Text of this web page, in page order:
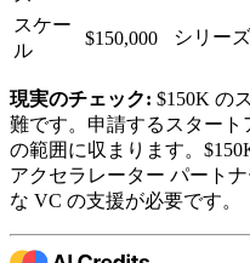
スケー
ル
$150,000 シリー
現実のチェック: $150K の
難です。申請するスタート
の範囲に収まります。
アクセラレーター パート
な VC の支援が必要です。